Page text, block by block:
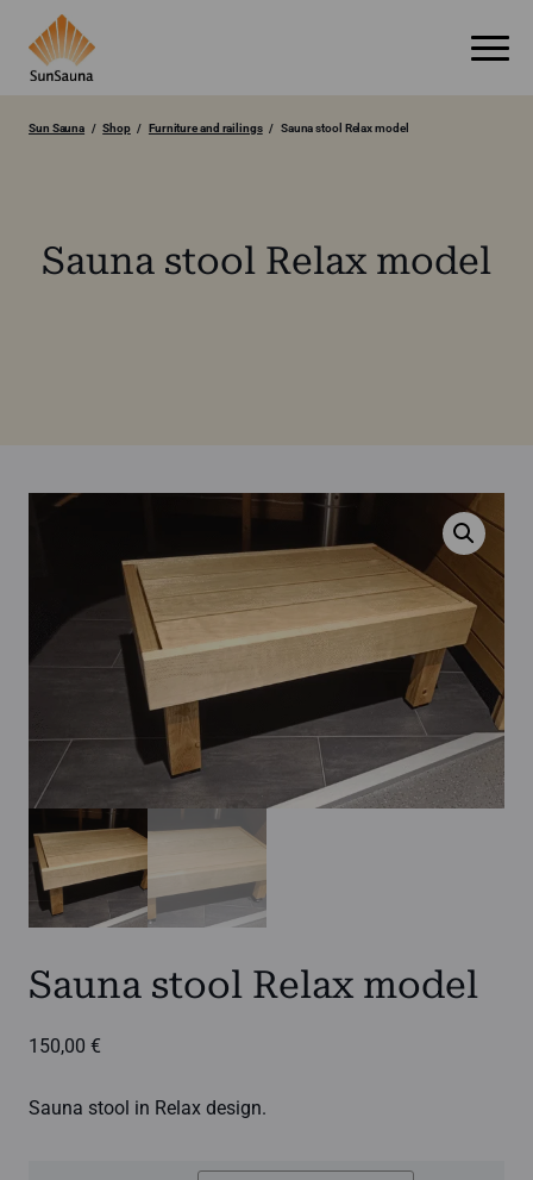
Sauna stool Relax model
Sun Sauna Shop Furniture and railings Sauna stool Relax model
Sauna stool Relax model
150,00 €
Sauna stool in Relax design.